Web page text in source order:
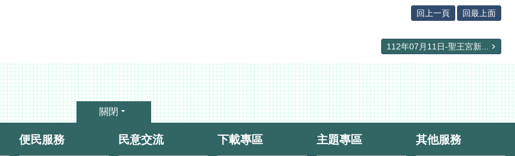
回上一頁 回最上面
112年07月11日-聖王宮新...
關閉
便民服務 民意交流 下載專區 主題專區 其他服務